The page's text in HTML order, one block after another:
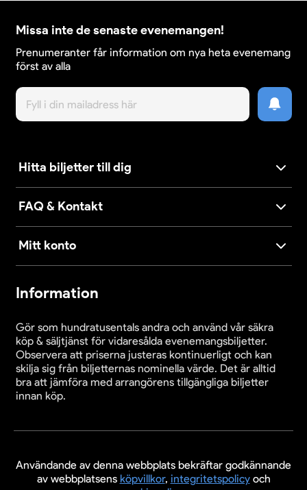
Missa inte de senaste evenemangen!
Prenumeranter får information om nya heta evenemang
först av alla
Hitta biljetter till dig
FAQ & Kontakt
Mitt konto
Information
Gör som hundratusentals andra och använd vår säkra
köp & säljtjänst för vidaresålda evenemangsbiljetter.
Observera att priserna justeras kontinuerligt och kan
skilja sig från biljetternas nominella värde. Det är alltid
bra att jämföra med arrangörens tillgängliga biljetter
innan köp.
Användande av denna webbplats bekräftar godkännande
av webbplatsens köpvillkor, integritetspolicyoch